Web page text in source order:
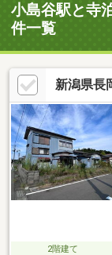
小島谷駅と寺
件一覧
新潟県長
2階建て